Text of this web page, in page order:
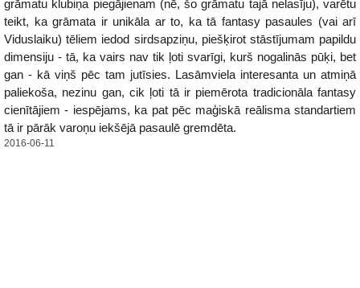
grāmatu klubiņa piegājienam (nē, šo grāmatu tajā nelasīju), varētu
teikt, ka grāmata ir unikāla ar to, ka tā fantasy pasaules (vai arī
Viduslaiku) tēliem iedod sirdsapziņu, piešķirot stāstījumam papildu
dimensiju - tā, ka vairs nav tik ļoti svarīgi, kurš nogalinās pūķi, bet
gan - kā viņš pēc tam jutīsies. Lasāmviela interesanta un atmiņā
paliekoša, nezinu gan, cik ļoti tā ir piemērota tradicionāla fantasy
cienītājiem - iespējams, ka pat pēc maģiskā reālisma standartiem
tā ir pārāk varoņu iekšējā pasaulē gremdēta.
2016-06-11